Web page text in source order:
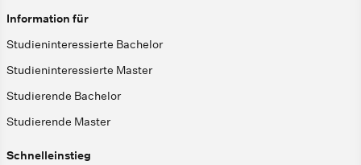
Information für
Studieninteressierte Bachelor
Studieninteressierte Master
Studierende Bachelor
Studierende Master
Schnelleinstieg